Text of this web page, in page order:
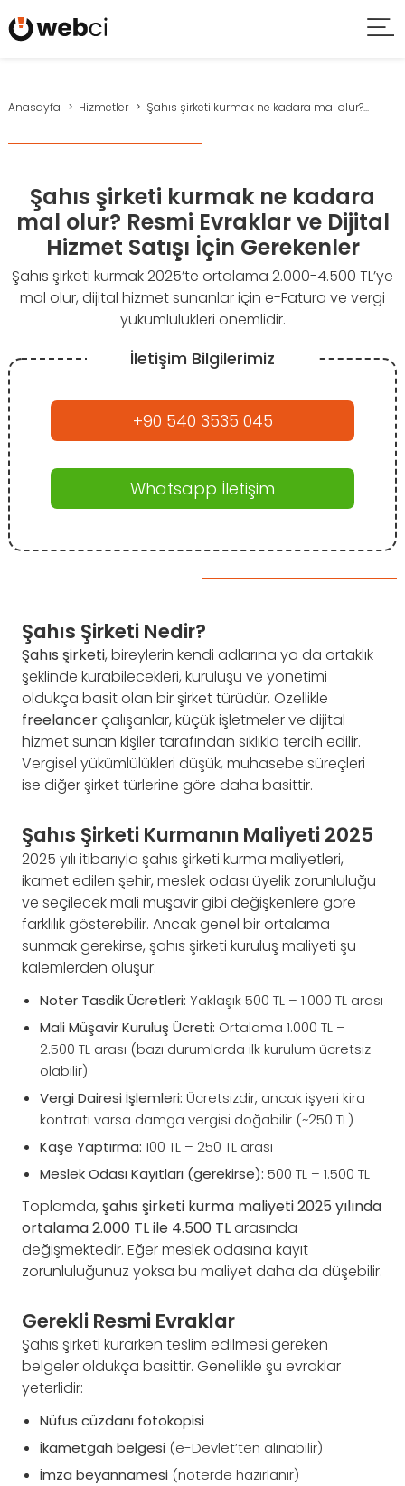
Anasayfa Hizmetler Şahıs şirketi kurmak ne kadara mal olur?...
Şahıs şirketi kurmak ne kadara
mal olur? Resmi Evraklar ve Dijital
Hizmet Satışı İçin Gerekenler
Şahıs şirketi kurmak 2025’te ortalama 2.000-4.500 TL’ye
mal olur, dijital hizmet sunanlar için e-Fatura ve vergi
yükümlülükleri önemlidir.
İletişim Bilgilerimiz
+90 540 3535 045
Whatsapp İletişim
Şahıs Şirketi Nedir?
Şahıs şirketi, bireylerin kendi adlarına ya da ortaklık
şeklinde kurabilecekleri, kuruluşu ve yönetimi
oldukça basit olan bir şirket türüdür. Özellikle
freelancerçalışanlar, küçük işletmeler ve dijital
hizmet sunan kişiler tarafından sıklıkla tercih edilir.
Vergisel yükümlülükleri düşük, muhasebe süreçleri
ise diğer şirket türlerine göre daha basittir.
Şahıs Şirketi Kurmanın Maliyeti 2025
2025 yılı itibarıyla şahıs şirketi kurma maliyetleri,
ikamet edilen şehir, meslek odası üyelik zorunluluğu
ve seçilecek mali müşavir gibi değişkenlere göre
farklılık gösterebilir. Ancak genel bir ortalama
sunmak gerekirse, şahıs şirketi kuruluş maliyeti şu
kalemlerden oluşur:
Noter Tasdik Ücretleri: Yaklaşık 500 TL – 1.000 TL arası
Mali Müşavir Kuruluş Ücreti: Ortalama 1.000 TL –
2.500 TL arası (bazı durumlarda ilk kurulum ücretsiz
olabilir)
Vergi Dairesi İşlemleri: Ücretsizdir, ancak işyeri kira
kontratı varsa damga vergisi doğabilir (~250 TL)
Kaşe Yaptırma: 100 TL – 250 TL arası
Meslek Odası Kayıtları (gerekirse): 500 TL – 1.500 TL
Toplamda, şahıs şirketi kurma maliyeti 2025 yılında
ortalama 2.000 TL ile 4.500 TLarasında
değişmektedir. Eğer meslek odasına kayıt
zorunluluğunuz yoksa bu maliyet daha da düşebilir.
Gerekli Resmi Evraklar
Şahıs şirketi kurarken teslim edilmesi gereken
belgeler oldukça basittir. Genellikle şu evraklar
yeterlidir:
Nüfus cüzdanı fotokopisi
İkametgah belgesi (e-Devlet’ten alınabilir)
İmza beyannamesi (noterde hazırlanır)